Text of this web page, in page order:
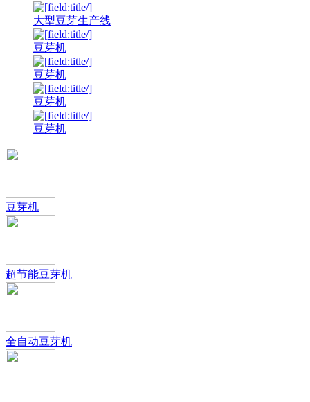
大型豆芽生产线
豆芽机
豆芽机
豆芽机
豆芽机
豆芽机
超节能豆芽机
全自动豆芽机